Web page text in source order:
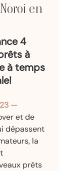
en
4
à
à temps
—
et de
dépassent
la
prêts